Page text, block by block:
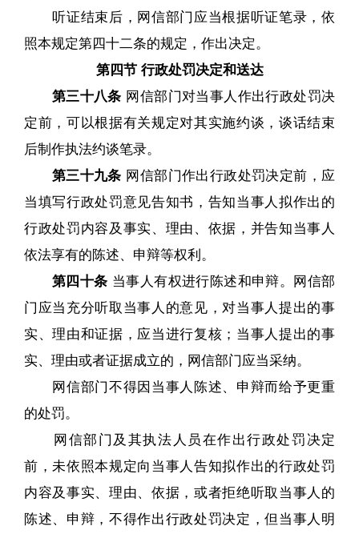
听证结束后，网信部门应当根据听证笔录，依
照本规定第四十二条的规定，作出决定。
第四节 行政处罚决定和送达
第三十八条 网信部门对当事人作出行政处罚决
定前，可以根据有关规定对其实施约谈，谈话结束
后制作执法约谈笔录。
第三十九条 网信部门作出行政处罚决定前，应
当填写行政处罚意见告知书，告知当事人拟作出的
行政处罚内容及事实、理由、依据，并告知当事人
依法享有的陈述、申辩等权利。
第四十条 当事人有权进行陈述和申辩。网信部
门应当充分听取当事人的意见，对当事人提出的事
实、理由和证据，应当进行复核；当事人提出的事
实、理由或者证据成立的，网信部门应当采纳。
网信部门不得因当事人陈述、申辩而给予更重
的处罚。
网信部门及其执法人员在作出行政处罚决定
前，未依照本规定向当事人告知拟作出的行政处罚
内容及事实、理由、依据，或者拒绝听取当事人的
陈述、申辩，不得作出行政处罚决定，但当事人明